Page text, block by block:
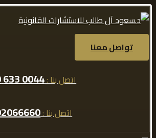
تواصل معنا
اتصل بنا :0044 633 50 966+
اتصل بنا :966+